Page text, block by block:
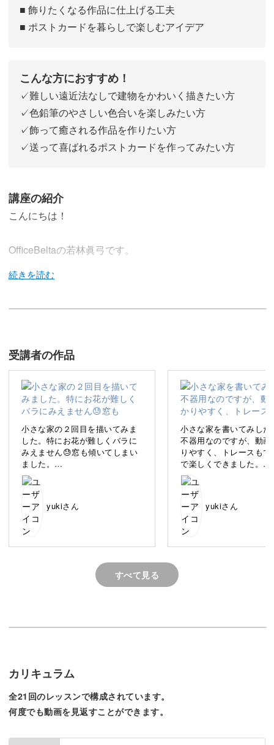
■ 飾りたくなる作品に仕上げる工夫
■ ポストカードを暮らしで楽しむアイデア
こんな方におすすめ！
✓難しい遠近法なしで建物をかわいく描きたい方
✓色鉛筆のやさしい色合いを楽しみたい方
✓飾って癒される作品を作りたい方
✓送って喜ばれるポストカードを作ってみたい方
講座の紹介
こんにちは！
OfficeBeltaの若林眞弓です。
描いているうちに、色鉛筆のやさしい時間に癒されます
よ。
四角と屋根のシンプルな形から始めるので、絵に自信がな
い方でも安心◎
「飾りたい！」と思えるようなポストカードを、一緒に楽
しく作っていきましょう。
3枚のポストカード作品を通して、基本の塗り方から失敗
難しく考えずに、植物や花を“それらしく”見せる塗り方も
お教えします。
受講者の作品
小さな家の２回目を描いてみま
した。特にお花が難しくバラに
みえません😓窓も傾いてしまい
ました。
ヨーロッパ風の家が好きで形に
なっていくのが楽しかったで
す。色彩豊かなホルベインの色
鉛筆がとても気に入りました☺️
yukiさん
小さな家を書いてみした
不器用なのですが、動画
りやすく、トレースもで
で楽しくできました。
可愛い家が短い期間でで
足しています。
ありがとうございます😊
yukiさん
すべて見る
カリキュラム
全21回のレッスンで構成されています。
何度でも動画を見返すことができます。